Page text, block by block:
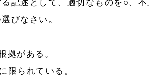
記述として、適切なものを○、
びなさい。
がある。
られている。